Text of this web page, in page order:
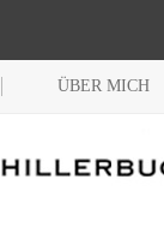
ÜBER MICH